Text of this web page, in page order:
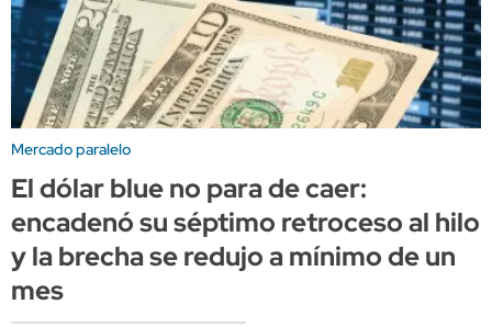
Mercado paralelo
El dólar blue no para de caer:
encadenó su séptimo retroceso al hilo
y la brecha se redujo a mínimo de un
mes